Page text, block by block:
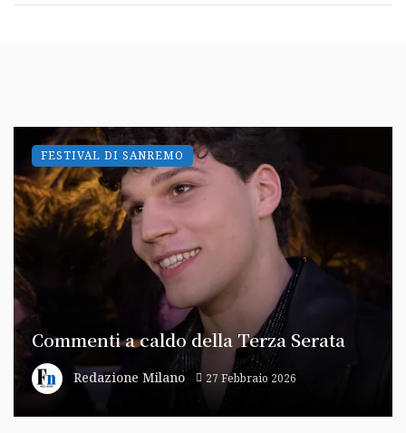
Commenti a caldo della Terza Serata
Redazione Milano 27 Febbraio 2026
FESTIVAL DI SANREMO